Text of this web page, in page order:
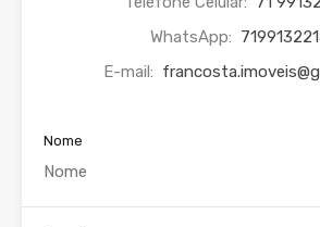
WhatsApp:
E-mail:
Nome